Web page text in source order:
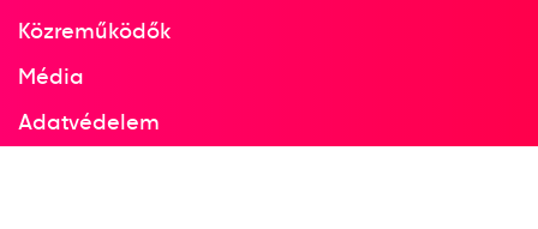
Közreműködők
Média
Adatvédelem